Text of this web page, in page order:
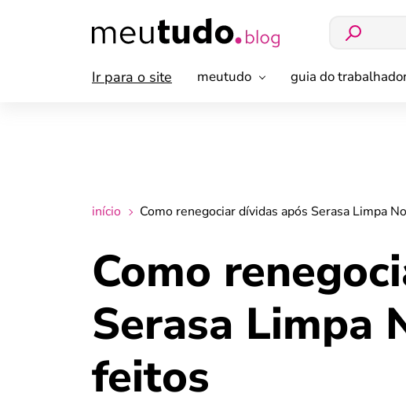
Ir para o site meutudo guia do
início Como renegociar dívidas após Serasa Limpa
Como
Serasa Limpa
feitos